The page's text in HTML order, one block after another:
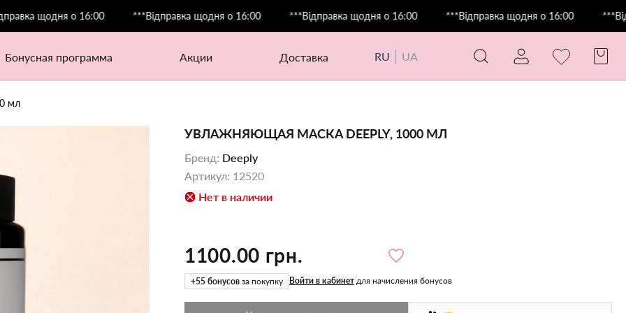
щодня о 16:00 ***Відправка щодня о 16:00 ***Відправка щодня о 16:00 ***Відправка щодня о 16:00
бонусная программа акции доставка RU UA
мл
УВЛАЖНЯЮЩАЯ МАСКА DEEPLY, 1000 МЛ
Бренд: Deeply
Артикул: 12520
Нет в наличии
1100.00 грн.
+55 бонусов за покупку Войти в кабинет для начисления бонусов